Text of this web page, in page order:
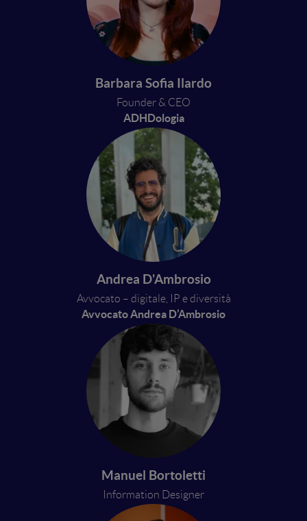
Barbara Sofia Ilardo
Founder & CEO
ADHDologia
Andrea D'Ambrosio
Avvocato – digitale, IP e diversità
Avvocato Andrea D’Ambrosio
Manuel Bortoletti
Information Designer